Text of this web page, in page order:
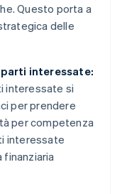
Questo porta a
delle
parti interessate:
interessate si
per prendere
per competenza
interessate